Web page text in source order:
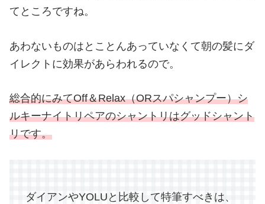
てところですね。
あわないものはとことんあっていなくて朝の髪にダ
イレクトに効果があらわれるので。
総合的にみてOff＆Relax（ORスパシャンプー）シ
ルキーナイトリペアのシャントリはグッドシャント
リです。
ダイアンやYOLUと比較して特筆すべきは、